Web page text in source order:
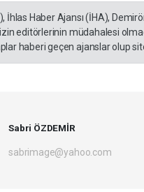
İhlas Haber Ajansı (İHA),
editörlerinin müdahalesi
haberi geçen ajanslar olup
Sabri ÖZDEMİR
sabrimage@yahoo.com